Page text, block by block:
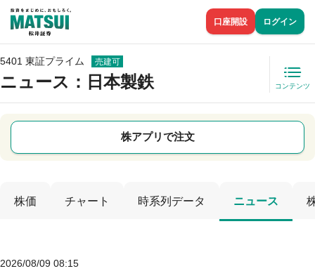
口座開設 ログイン
5401 東証プライム 売建可
ニュース ：日本製鉄 コンテンツ
株アプリで注文
株価 チャート 時系列データ ニュース
2026/08/09 08:15